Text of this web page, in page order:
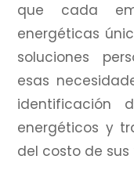
que cada
energéticas
soluciones
esas
identificación
energéticos y
del costo de